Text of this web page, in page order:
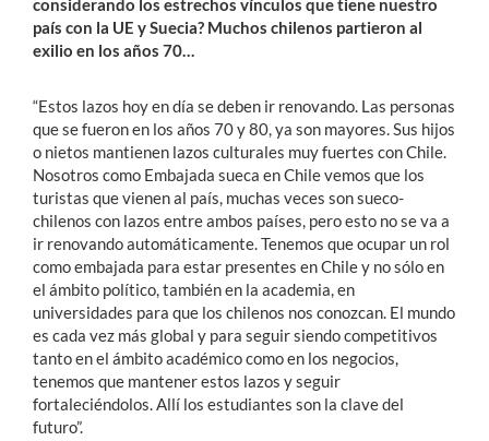
considerando los estrechos vínculos que tiene nuestro
país con la UE y Suecia? Muchos chilenos partieron al
exilio en los años 70…
“Estos lazos hoy en día se deben ir renovando. Las personas
que se fueron en los años 70 y 80, ya son mayores. Sus hijos
o nietos mantienen lazos culturales muy fuertes con Chile.
Nosotros como Embajada sueca en Chile vemos que los
turistas que vienen al país, muchas veces son sueco-
chilenos con lazos entre ambos países, pero esto no se va a
ir renovando automáticamente. Tenemos que ocupar un rol
como embajada para estar presentes en Chile y no sólo en
el ámbito político, también en la academia, en
universidades para que los chilenos nos conozcan. El mundo
es cada vez más global y para seguir siendo competitivos
tanto en el ámbito académico como en los negocios,
tenemos que mantener estos lazos y seguir
fortaleciéndolos. Allí los estudiantes son la clave del
futuro”.